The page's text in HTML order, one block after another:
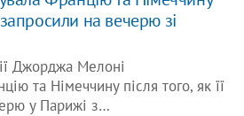
запросили на вечерю зі
Джорджа Мелоні
та Німеччину після того, як її
у Парижі з…